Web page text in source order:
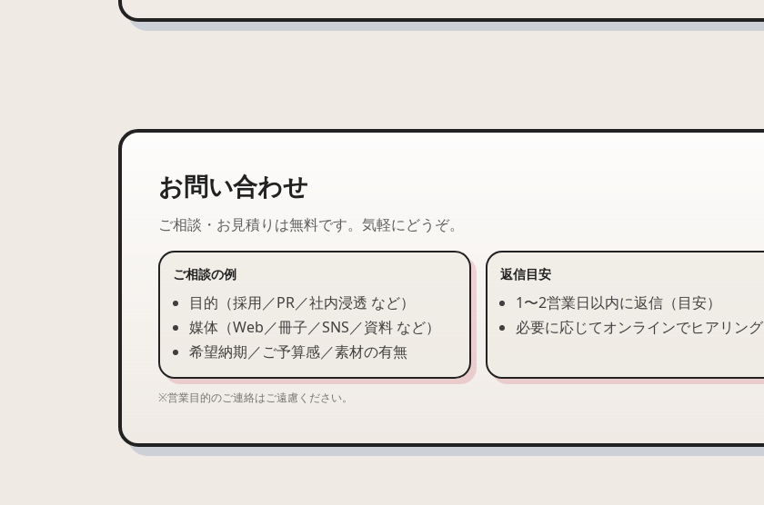
お問い合わせ
ご相談・お見積りは無料です。気軽にどうぞ。
ご相談の例
目的（採用／PR／社内浸透 など）
媒体（Web／冊子／SNS／資料 など）
希望納期／ご予算感／素材の有無
返信目安
1〜2営業日以内に返信（目安）
必要に応じてオンラインでヒアリング
※営業目的のご連絡はご遠慮ください。